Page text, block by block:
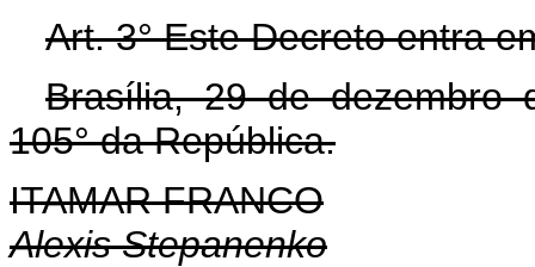
Art. 3° Este Decreto entra
Brasília, 29 de dezembro
105° da República.
ITAMAR FRANCO
Alexis Stepanenko